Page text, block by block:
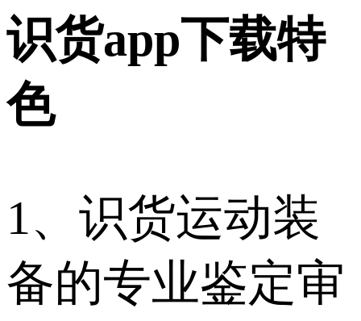
识货app下载特
色
1、识货运动装
备的专业鉴定审